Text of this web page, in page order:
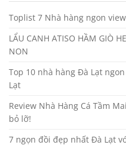
Toplist 7 Nhà hàng ngon
LẨU CANH ATISO HẦM GIÒ
NON
Top 10 nhà hàng Đà Lạt
Lạt
Review Nhà Hàng Cá Tầm
bỏ lỡ!
7 ngọn đồi đẹp nhất Đà Lạt